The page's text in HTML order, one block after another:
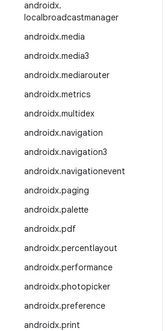
androidx.
localbroadcastmanager
androidx.media
androidx.media3
androidx.mediarouter
androidx.metrics
androidx.multidex
androidx.navigation
androidx.navigation3
androidx.navigationevent
androidx.paging
androidx.palette
androidx.pdf
androidx.percentlayout
androidx.performance
androidx.photopicker
androidx.preference
androidx.print